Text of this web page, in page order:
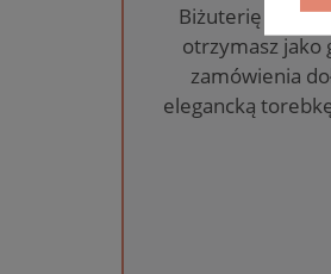
Biżuterię i
otrzymasz jako
zamówienia
elegancką